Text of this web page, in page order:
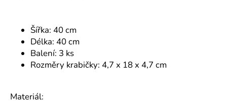
Šířka: 40 cm
Délka: 40 cm
Balení: 3 ks
Rozměry krabičky: 4,7 x 18 x 4,7 cm
Materiál: